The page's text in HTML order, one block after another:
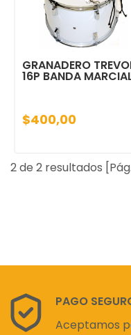
GRANADERO
16P BANDA
$400,00
2 de 2 resultados
PAGO
Aceptamos